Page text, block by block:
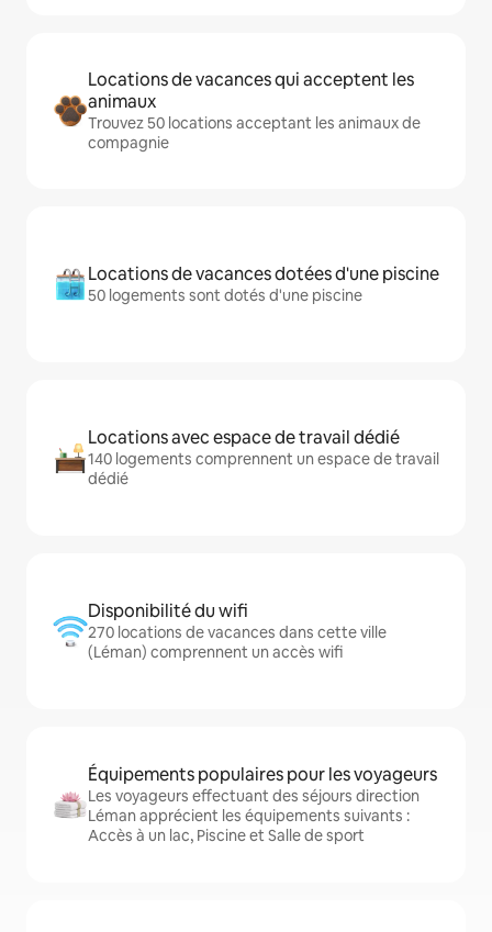
Locations de vacances qui acceptent les
animaux
Trouvez 50 locations acceptant les animaux de
compagnie
Locations de vacances dotées d'une piscine
50 logements sont dotés d'une piscine
Locations avec espace de travail dédié
140 logements comprennent un espace de travail
dédié
Disponibilité du wifi
270 locations de vacances dans cette ville
(Léman) comprennent un accès wifi
Équipements populaires pour les voyageurs
Les voyageurs effectuant des séjours direction
Léman apprécient les équipements suivants :
Accès à un lac, Piscine et Salle de sport